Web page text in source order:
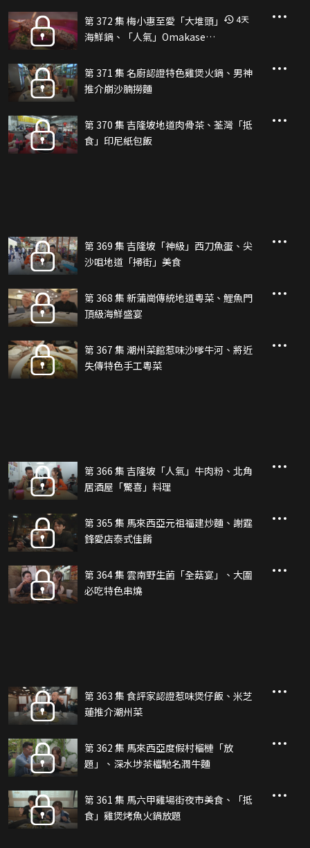
第 372 集 梅小惠至愛「大堆頭」
海鮮鍋、「人氣」Omakase海
4天
第 371 集 名廚認證特色雞煲火鍋、男神
推介崩沙腩撈麵
第 370 集 吉隆坡地道肉骨茶、荃灣「抵
食」印尼紙包飯
第 369 集 吉隆坡「神級」西刀魚蛋、尖
沙咀地道「掃街」美食
第 368 集 新蒲崗傳統地道粵菜、鯉魚門
頂級海鮮盛宴
第 367 集 潮州菜館惹味沙嗲牛河、將近
失傳特色手工粵菜
第 366 集 吉隆坡「人氣」牛肉粉、北角
居酒屋「驚喜」料理
第 365 集 馬來西亞元祖福建炒麵、謝霆
鋒愛店泰式佳餚
第 364 集 雲南野生菌「全菇宴」、大圍
必吃特色串燒
第 363 集 食評家認證惹味煲仔飯、米芝
蓮推介潮州菜
第 362 集 馬來西亞度假村榴槤「放
題」、深水埗茶檔馳名潤牛麵
第 361 集 馬六甲雞場街夜市美食、「抵
食」雞煲烤魚火鍋放題